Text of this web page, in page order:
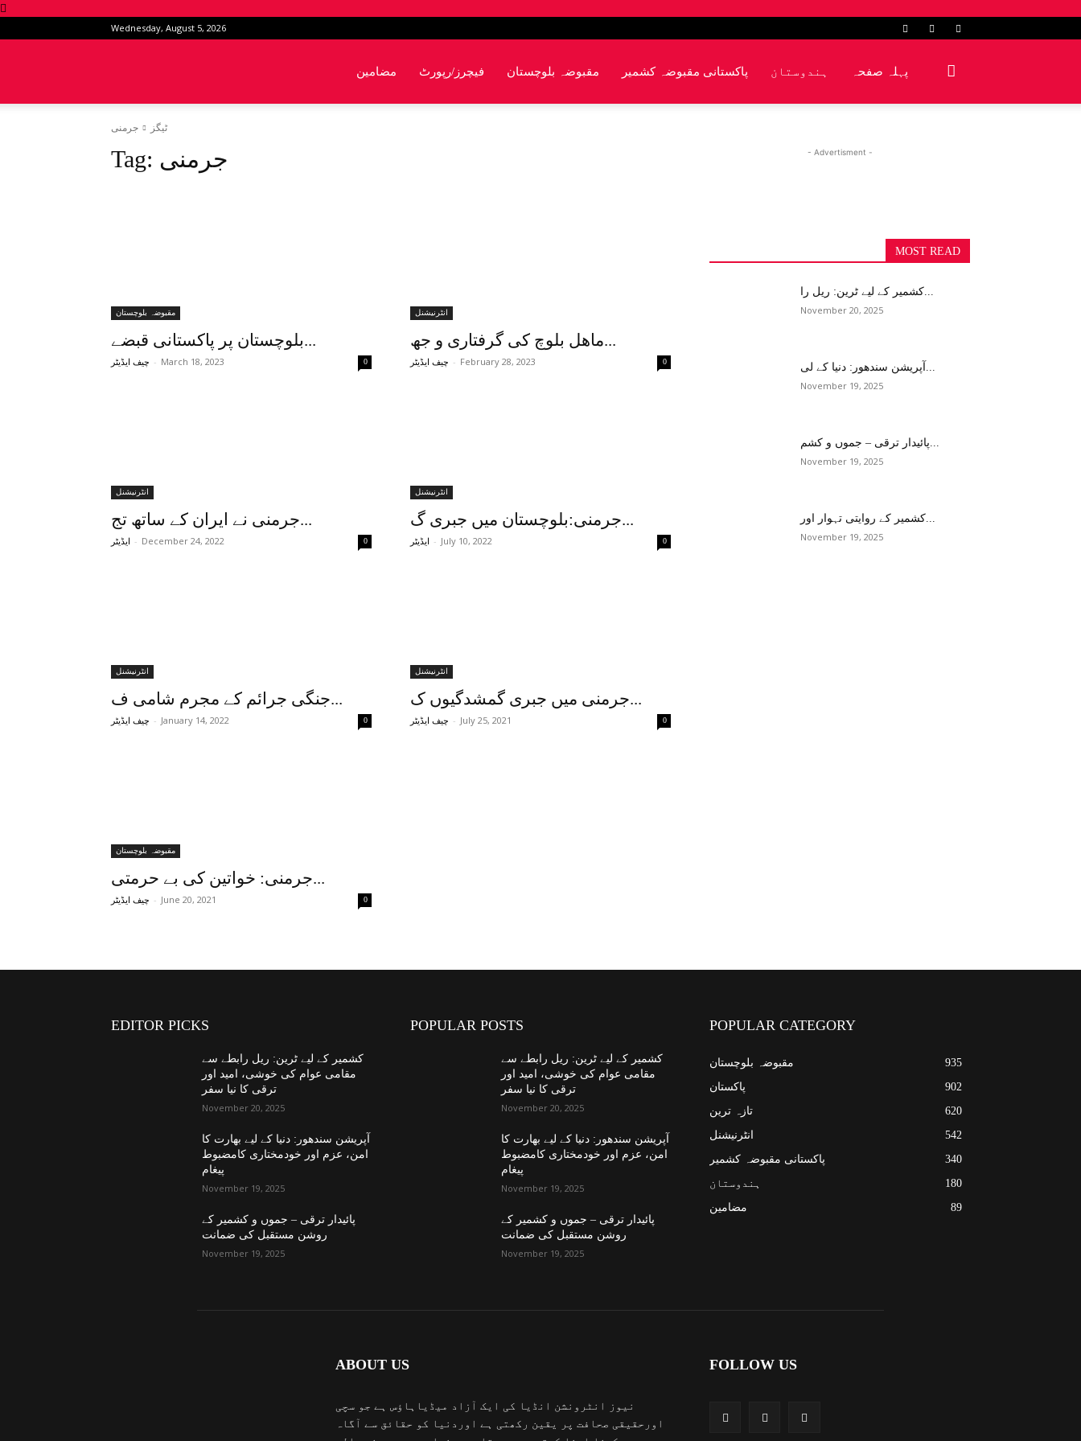
Wednesday, August 5, 2026
مضامین فیچرز/رپورٹ مقبوضہ بلوچستان پاکستانی مقبوضہ کشمیر ہندوستان پہلہ صفحہ
ٹیگز جرمنی
Tag: جرمنی
مقبوضہ بلوچستان
بلوچستان پر پاکستانی قبضے...
چیف ایڈیٹر - March 18, 2023 0
انٹرنیشنل
ماھل بلوچ کی گرفتاری و جھ...
چیف ایڈیٹر - February 28, 2023 0
انٹرنیشنل
جرمنی نے ایران کے ساتھ تج...
ایڈیٹر - December 24, 2022 0
انٹرنیشنل
جرمنی:بلوچستان میں جبری گ...
ایڈیٹر - July 10, 2022 0
انٹرنیشنل
جنگی جرائم کے مجرم شامی ف...
چیف ایڈیٹر - January 14, 2022 0
انٹرنیشنل
جرمنی میں جبری گمشدگیوں ک...
چیف ایڈیٹر - July 25, 2021 0
مقبوضہ بلوچستان
جرمنی: خواتین کی بے حرمتی...
چیف ایڈیٹر - June 20, 2021 0
- Advertisment -
MOST READ
کشمیر کے لیے ٹرین: ریل را...
November 20, 2025
آپریشن سندھور: دنیا کے لی...
November 19, 2025
پائیدار ترقی – جموں و کشم...
November 19, 2025
کشمیر کے روایتی تہوار اور...
November 19, 2025
EDITOR PICKS
کشمیر کے لیے ٹرین: ریل رابطے سے
مقامی عوام کی خوشی، امید اور
ترقی کا نیا سفر
November 20, 2025
آپریشن سندھور: دنیا کے لیے بھارت کا
امن، عزم اور خودمختاری کامضبوط
پیغام
November 19, 2025
پائیدار ترقی – جموں و کشمیر کے
روشن مستقبل کی ضمانت
November 19, 2025
POPULAR POSTS
کشمیر کے لیے ٹرین: ریل رابطے سے
مقامی عوام کی خوشی، امید اور
ترقی کا نیا سفر
November 20, 2025
آپریشن سندھور: دنیا کے لیے بھارت کا
امن، عزم اور خودمختاری کامضبوط
پیغام
November 19, 2025
پائیدار ترقی – جموں و کشمیر کے
روشن مستقبل کی ضمانت
November 19, 2025
POPULAR CATEGORY
مقبوضہ بلوچستان
935
پاکستان
902
تازہ ترین
620
انٹرنیشنل
542
پاکستانی مقبوضہ کشمیر
340
ہندوستان
180
مضامین
89
ABOUT US
نیوز انٹرونشن انڈیا کی ایک آزاد میڈیاہاؤس ہے جو سچی
اورحقیقی صحافت پر یقین رکھتی ہے اوردنیا کو حقائق سے آگاہ
FOLLOW US